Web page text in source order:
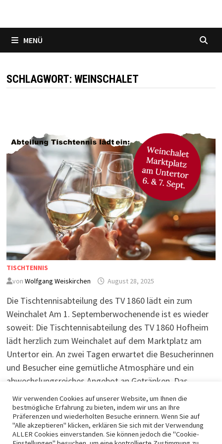
MENÜ
SCHLAGWORT: WEINSCHALET
TISCHTENNIS
von Wolfgang Weiskirchen August 28, 2025
Die Tischtennisabteilung des TV 1860 lädt ein zum
Weinchalet Am 1. Septemberwochenende ist es wieder
soweit: Die Tischtennisabteilung des TV 1860 Hofheim
lädt herzlich zum Weinchalet auf dem Marktplatz am
Untertor ein. An zwei Tagen erwartet die Besucherinnen
und Besucher eine gemütliche Atmosphäre und ein
abwechslungsreiches Angebot an Getränken. Das …
WEITERLESEN
Wir verwenden Cookies auf unserer Website, um Ihnen die
bestmögliche Erfahrung zu bieten, indem wir uns an Ihre
Präferenzen und wiederholten Besuche erinnern. Wenn Sie auf
"Alle akzeptieren" klicken, erklären Sie sich mit der Verwendung
ALLER Cookies einverstanden. Sie können jedoch die "Cookie-